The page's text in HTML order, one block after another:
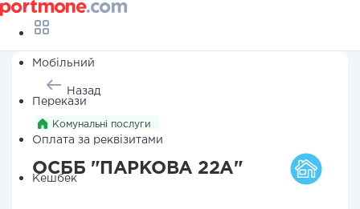
Мобільний
Перекази
Оплата за реквізитами
Кешбек
Назад
Комунальні послуги
ОСББ "ПАРКОВА 22А"